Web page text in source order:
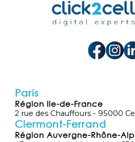
Paris
Région Ile-de-France
2 rue des Chauffours - 95000
Clermont-Ferrand
Région Auvergne-Rhône-